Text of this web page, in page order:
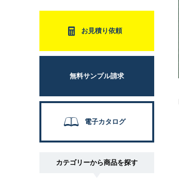
お見積り依頼
無料サンプル請求
電子カタログ
カテゴリーから商品を探す